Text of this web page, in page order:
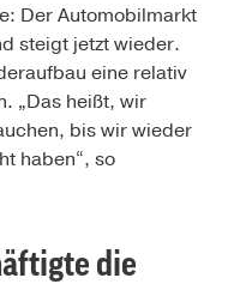
Der Automobilmarkt
steigt jetzt wieder.
eine relativ
„Das heißt, wir
bis wir wieder
haben“, so
die